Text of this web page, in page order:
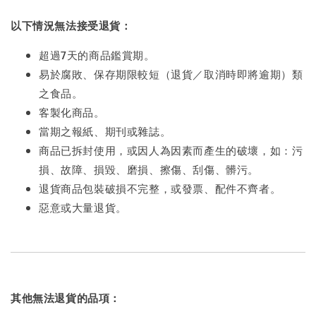
以下情況無法接受退貨：
超過7天的商品鑑賞期。
易於腐敗、保存期限較短（退貨／取消時即將逾期）類
之食品。
客製化商品。
當期之報紙、期刊或雜誌。
商品已拆封使用，或因人為因素而產生的破壞，如：污
損、故障、損毀、磨損、擦傷、刮傷、髒污。
退貨商品包裝破損不完整，或發票、配件不齊者。
惡意或大量退貨。
其他無法退貨的品項：